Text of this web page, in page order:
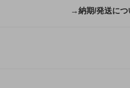
→納期/発送に